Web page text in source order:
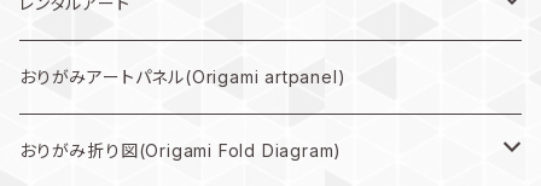
規格外作品プラン
大型作品プラン
おりがみアートパネル(Origami artpanel)
おりがみ折り図(Origami Fold Diagram)